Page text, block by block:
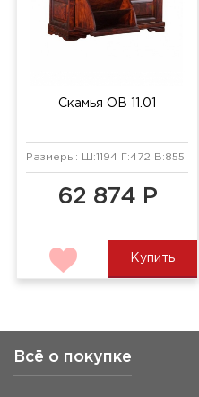
Скамья ОВ 11.01
Размеры: Ш:1194 Г:472 В:855 мм
62 874 Р
Купить
Всё о покупке